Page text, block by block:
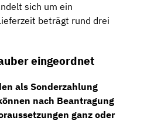
sich um ein
beträgt rund drei
eingeordnet
als Sonderzahlung
nach Beantragung
ganz oder